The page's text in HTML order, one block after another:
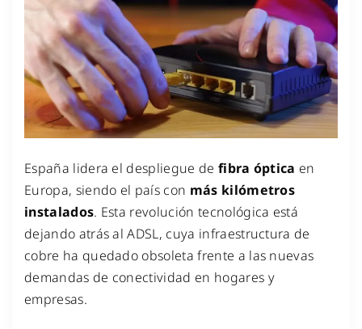
España lidera el despliegue de fibra óptica en
Europa, siendo el país con más kilómetros
instalados. Esta revolución tecnológica está
dejando atrás al ADSL, cuya infraestructura de
cobre ha quedado obsoleta frente a las nuevas
demandas de conectividad en hogares y
empresas.